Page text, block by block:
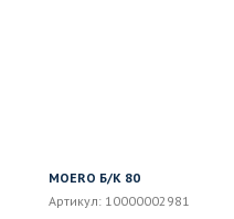
MOERO Б/К 80
Артикул: 10000002981